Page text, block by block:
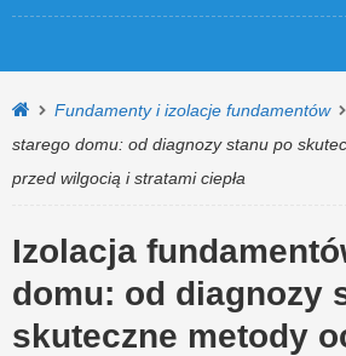
Fundamenty i izolacje fundamentów
starego domu: od diagnozy stanu po
przed wilgocią i stratami ciepła
Izolacja
domu: od diagnozy
skuteczne metody